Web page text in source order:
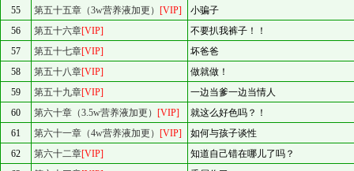
55 第五十五章（3w营养液加更） [VIP]
小骗子
56
第五十六章[VIP]
不要扒我裤子！！
57
第五十七章[VIP]
坏爸爸
58
第五十八章[VIP]
做就做！
59
第五十九章[VIP]
一边当爹一边当情人
60
第六十章（3.5w营养液加更） [VIP]
就这么好色吗？！
61
第六十一章（4w营养液加更） [VIP]
如何与孩子谈性
62
第六十二章[VIP]
知道自己错在哪儿了吗？